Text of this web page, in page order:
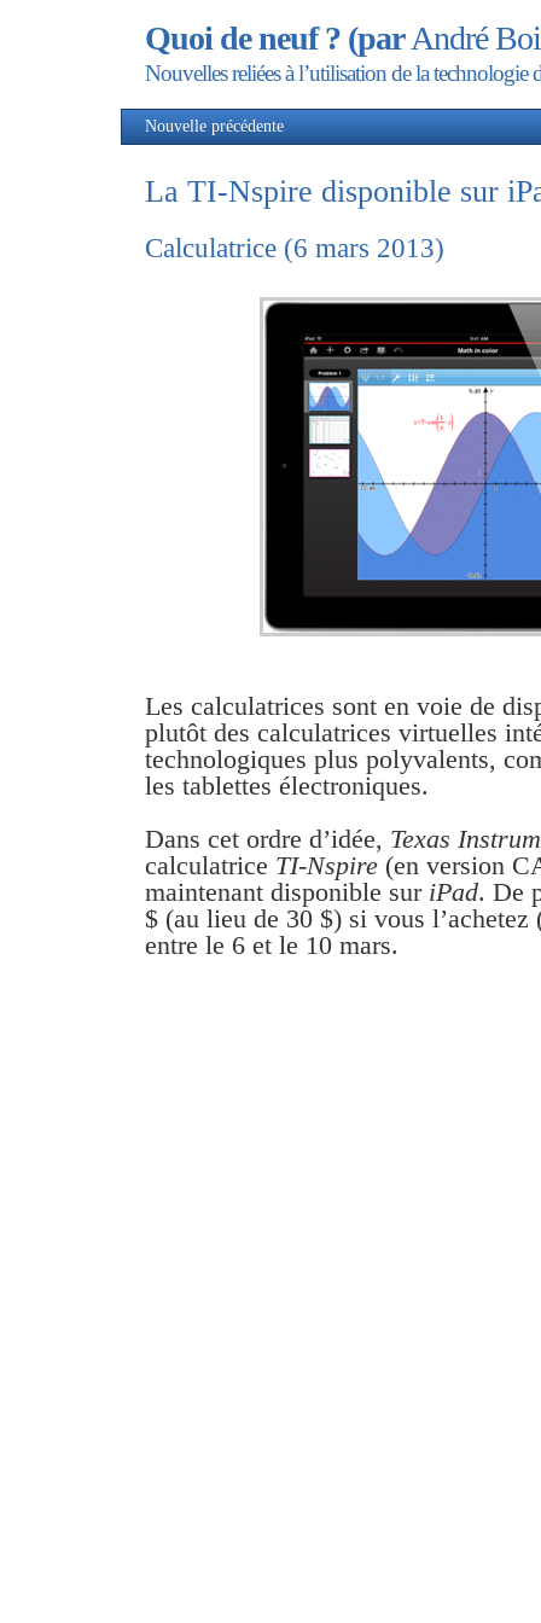
Quoi de neuf ? (parAndré
Nouvelles reliées à l’utilisation de la technologie
Nouvelle précédente
La TI-Nspire disponible sur
Calculatrice (6 mars 2013)
Les calculatrices sont en voie de
plutôt des calculatrices virtuelles
technologiques plus polyvalents,
les tablettes électroniques.
Dans cet ordre d’idée, Texas
calculatrice TI-Nspire (en version
maintenant disponible sur iPad. De
$ (au lieu de 30 $) si vous
entre le 6 et le 10 mars.